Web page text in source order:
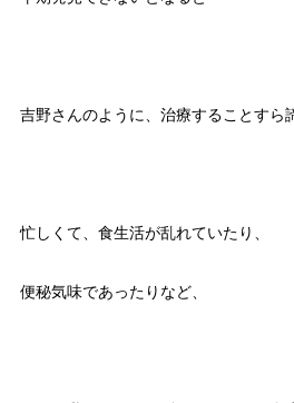
吉野さんのように、治療することすら
忙しくて、食生活が乱れていたり、
便秘気味であったりなど、